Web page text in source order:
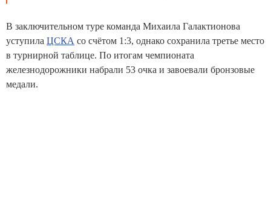
В заключительном туре команда Михаила Галактионова
уступила ЦСКА со счётом 1:3, однако сохранила третье место
в турнирной таблице. По итогам чемпионата
железнодорожники набрали 53 очка и завоевали бронзовые
медали.